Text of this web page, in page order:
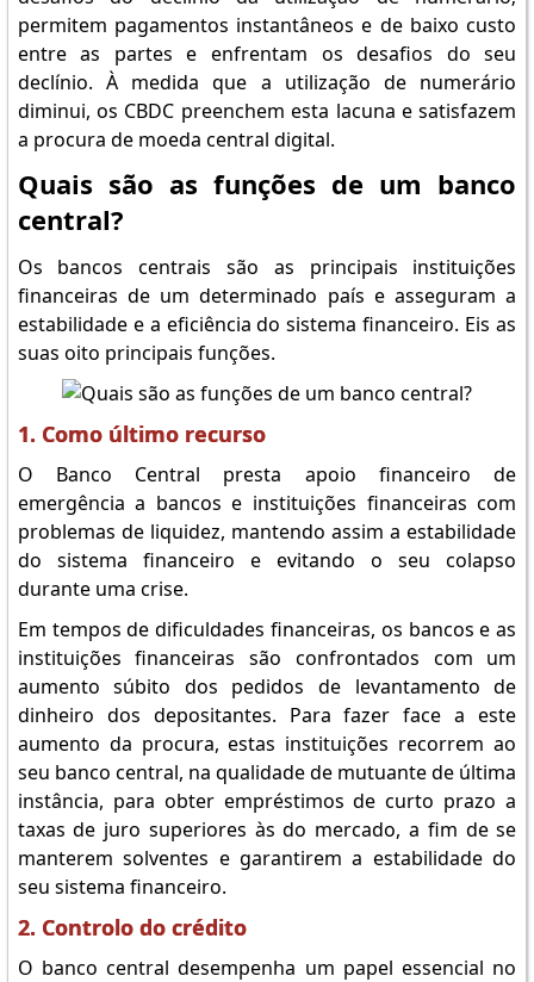
permitem pagamentos instantâneos e de baixo custo
entre as partes e enfrentam os desafios do seu
declínio. À medida que a utilização de numerário
diminui, os CBDC preenchem esta lacuna e satisfazem
a procura de moeda central digital.
Quais são as funções de um banco
central?
Os bancos centrais são as principais instituições
financeiras de um determinado país e asseguram a
estabilidade e a eficiência do sistema financeiro. Eis as
suas oito principais funções.
1. Como último recurso
O Banco Central presta apoio financeiro de
emergência a bancos e instituições financeiras com
problemas de liquidez, mantendo assim a estabilidade
do sistema financeiro e evitando o seu colapso
durante uma crise.
Em tempos de dificuldades financeiras, os bancos e as
instituições financeiras são confrontados com um
aumento súbito dos pedidos de levantamento de
dinheiro dos depositantes. Para fazer face a este
aumento da procura, estas instituições recorrem ao
seu banco central, na qualidade de mutuante de última
instância, para obter empréstimos de curto prazo a
taxas de juro superiores às do mercado, a fim de se
manterem solventes e garantirem a estabilidade do
seu sistema financeiro.
2. Controlo do crédito
O banco central desempenha um papel essencial no